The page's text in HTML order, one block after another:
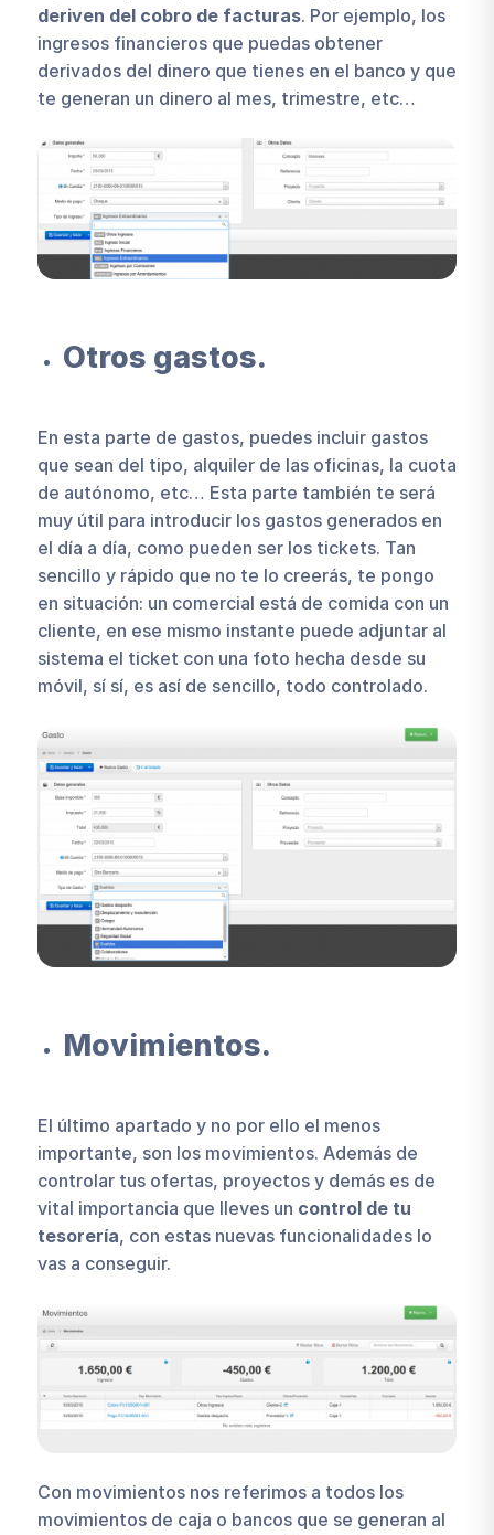
deriven del cobro de facturas. Por ejemplo, los
ingresos financieros que puedas obtener
derivados del dinero que tienes en el banco y que
te generan un dinero al mes, trimestre, etc…
Otros gastos.
En esta parte de gastos, puedes incluir gastos
que sean del tipo, alquiler de las oficinas, la cuota
de autónomo, etc… Esta parte también te será
muy útil para introducir los gastos generados en
el día a día, como pueden ser los tickets. Tan
sencillo y rápido que no te lo creerás, te pongo
en situación: un comercial está de comida con un
cliente, en ese mismo instante puede adjuntar al
sistema el ticket con una foto hecha desde su
móvil, sí sí, es así de sencillo, todo controlado.
Movimientos.
El último apartado y no por ello el menos
importante, son los movimientos. Además de
controlar tus ofertas, proyectos y demás es de
vital importancia que lleves un control de tu
tesorería, con estas nuevas funcionalidades lo
vas a conseguir.
Con movimientos nos referimos a todos los
movimientos de caja o bancos que se generan al